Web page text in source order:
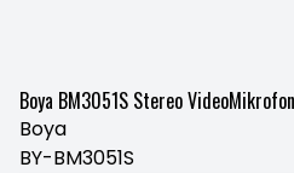
Boya BM3051S Stereo
Boya
BY-BM3051S